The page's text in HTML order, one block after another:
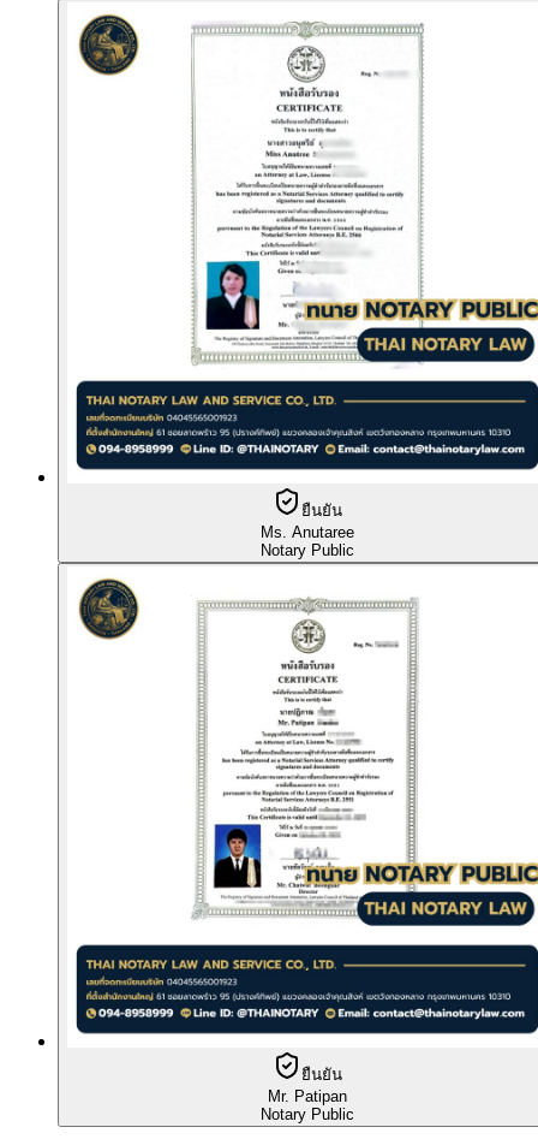
ยืนยัน
Ms. Anutaree
Notary Public
ยืนยัน
Mr. Patipan
Notary Public